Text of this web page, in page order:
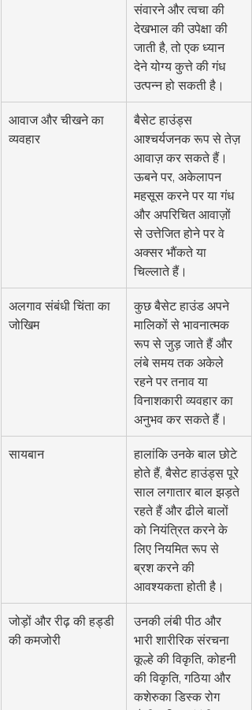
संवारने और त्वचा की
देखभाल की उपेक्षा की
जाती है, तो एक ध्यान
देने योग्य कुत्ते की गंध
उत्पन्न हो सकती है।
आवाज और चीखने का
व्यवहार
बैसेट हाउंड्स
आश्चर्यजनक रूप से तेज़
आवाज़ कर सकते हैं।
ऊबने पर, अकेलापन
महसूस करने पर या गंध
और अपरिचित आवाज़ों
से उत्तेजित होने पर वे
अक्सर भौंकते या
चिल्लाते हैं।
अलगाव संबंधी चिंता का
जोखिम
कुछ बैसेट हाउंड अपने
मालिकों से भावनात्मक
रूप से जुड़ जाते हैं और
लंबे समय तक अकेले
रहने पर तनाव या
विनाशकारी व्यवहार का
अनुभव कर सकते हैं।
सायबान
हालांकि उनके बाल छोटे
होते हैं, बैसेट हाउंड्स पूरे
साल लगातार बाल झड़ते
रहते हैं और ढीले बालों
को नियंत्रित करने के
लिए नियमित रूप से
ब्रश करने की
आवश्यकता होती है।
जोड़ों और रीढ़ की हड्डी
की कमजोरी
उनकी लंबी पीठ और
भारी शारीरिक संरचना
कूल्हे की विकृति, कोहनी
की विकृति, गठिया और
कशेरुका डिस्क रोग